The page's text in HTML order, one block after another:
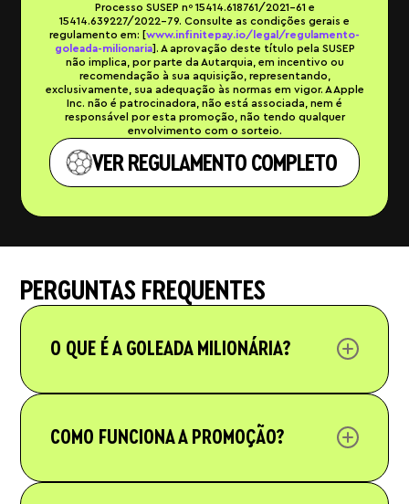
Processo SUSEP nº 15414.618761/2021-61 e
15414.639227/2022-79. Consulte as condições gerais e
regulamento em: [www.infinitepay.io/legal/regulamento-
goleada-milionaria]. A aprovação deste título pela SUSEP
não implica, por parte da Autarquia, em incentivo ou
recomendação à sua aquisição, representando,
exclusivamente, sua adequação às normas em vigor. A Apple
Inc. não é patrocinadora, não está associada, nem é
responsável por esta promoção, não tendo qualquer
envolvimento com o sorteio.
VER REGULAMENTO COMPLETO
PERGUNTAS FREQUENTES
O QUE É A GOLEADA MILIONÁRIA?
É a maior promoção da história da InfinitePay. São
duas fases: Convocação (R$170 mil divididos em 17
sorteios) e Rodadas (7 sorteios progressivos com
COMO FUNCIONA A PROMOÇÃO?
Vendas no cartão (a cada faixa de R$1.000